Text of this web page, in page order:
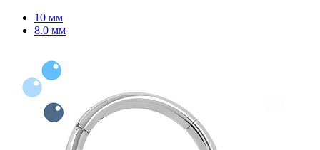
10 мм
8.0 мм